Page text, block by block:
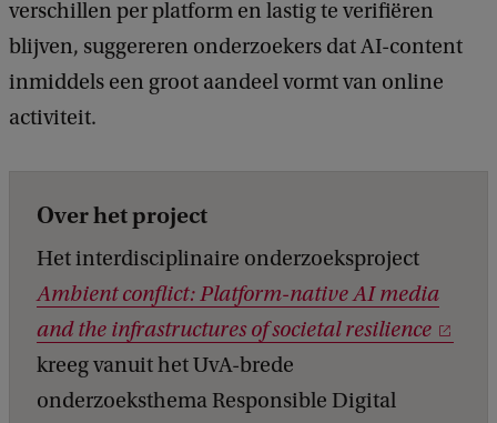
verschillen per platform en lastig te verifiëren
blijven, suggereren onderzoekers dat AI-content
inmiddels een groot aandeel vormt van online
activiteit.
Over het project
Het interdisciplinaire onderzoeksproject
Ambient conflict: Platform-native AI media
and the infrastructures of societal resilience
kreeg vanuit het UvA-brede
onderzoeksthema Responsible Digital